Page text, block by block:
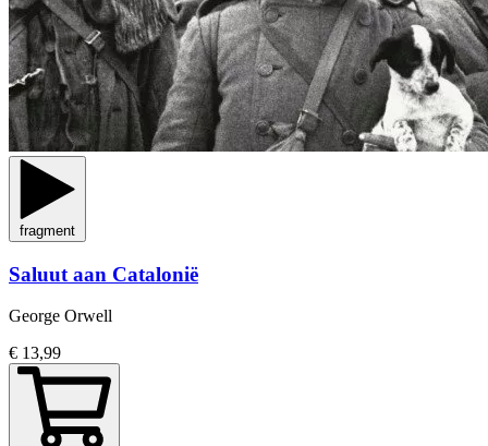
fragment
Saluut aan Catalonië
George Orwell
€ 13,99